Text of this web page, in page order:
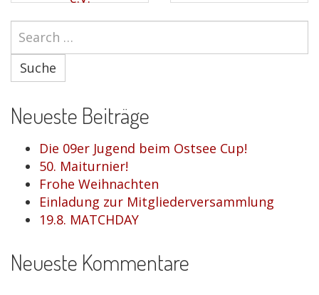
Suche
Neueste Beiträge
Die 09er Jugend beim Ostsee Cup!
50. Maiturnier!
Frohe Weihnachten
Einladung zur Mitgliederversammlung
19.8. MATCHDAY
Neueste Kommentare